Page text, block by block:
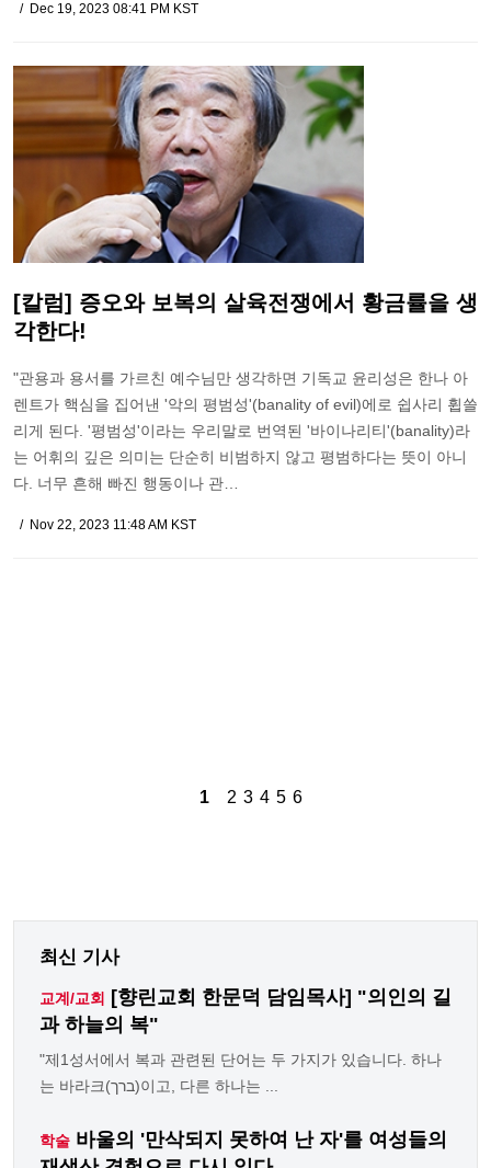
Dec 19, 2023 08:41 PM KST
[칼럼] 증오와 보복의 살육전쟁에서 황금률을 생
각한다!
"관용과 용서를 가르친 예수님만 생각하면 기독교 윤리성은 한나 아
렌트가 핵심을 집어낸 '악의 평범성'(banality of evil)에로 쉽사리 휩쓸
리게 된다. '평범성'이라는 우리말로 번역된 '바이나리티'(banality)라
는 어휘의 깊은 의미는 단순히 비범하지 않고 평범하다는 뜻이 아니
다. 너무 흔해 빠진 행동이나 관…
Nov 22, 2023 11:48 AM KST
1 2 3 4 5 6
최신 기사
교계/교회
[향린교회 한문덕 담임목사] "의인의 길
과 하늘의 복"
"제1성서에서 복과 관련된 단어는 두 가지가 있습니다. 하나
는 바라크(ברך)이고, 다른 하나는 ...
학술 바울의 '만삭되지 못하여 난 자'를 여성들의